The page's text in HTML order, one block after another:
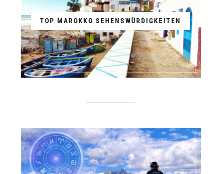
TOP MAROKKO SEHENSWÜRDIGKEITEN